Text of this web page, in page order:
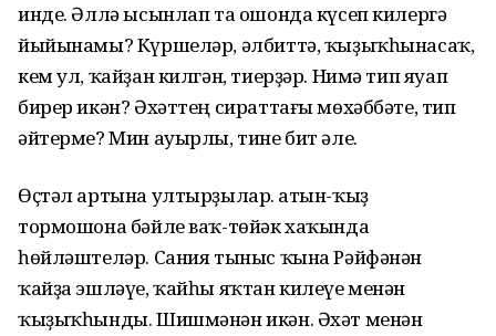
инде. Әллә ысынлап та ошонда күсеп килергә
йыйынамы? Күршеләр, әлбиттә, ҡыҙыҡһынасаҡ,
кем ул, ҡайҙан килгән, тиерҙәр. Нимә тип яуап
бирер икән? Әхәттең сираттағы мөхәббәте, тип
әйтерме? Мин ауырлы, тине бит әле.
Өҫтәл артына ултырҙылар. Ҡатын-ҡыҙ
тормошона бәйле ваҡ-төйәк хаҡында
һөйләштеләр. Сания тыныс ҡына Рәйфәнән
ҡайҙа эшләүе, ҡайһы яҡтан килеүе менән
ҡыҙыҡһынды. Шишмәнән икән. Әхәт менән